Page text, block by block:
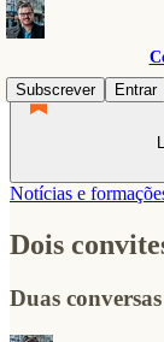
Subscrever
Entrar
Notícias e
Dois
Duas